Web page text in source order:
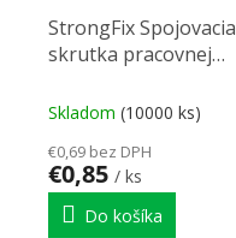
StrongFix Spojovacia
skrutka pracovnej
Skladom (10000 ks)
€0,69 bez DPH
€0,85 / ks
Do košíka